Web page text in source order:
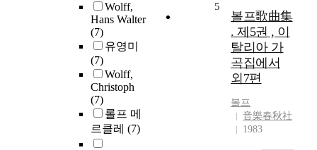
Wolff,
Hans Walter
(7)
유영미
(7)
Wolff,
Christoph
(7)
롤프 메
르클레 (7)
5
볼프歌曲集
. 제5권 , 이
탈리아 가
곡집에서
외7편
볼프
音樂春秋社
1983